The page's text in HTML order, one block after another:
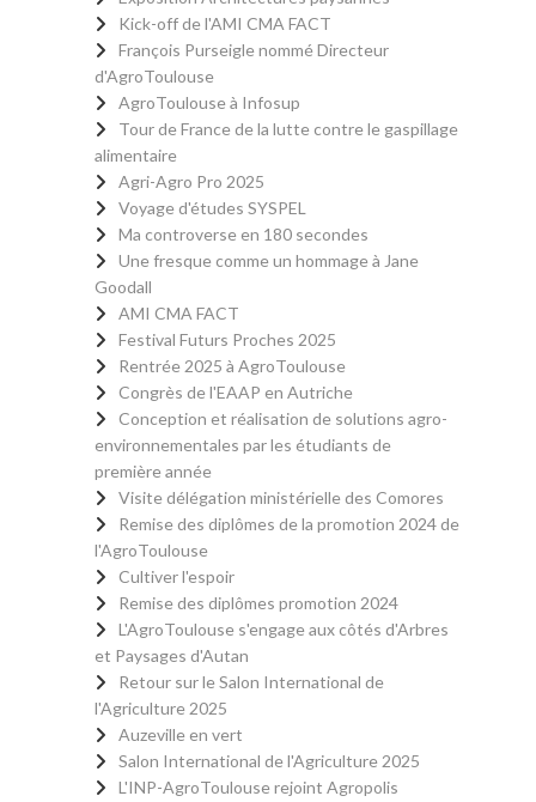
Kick-off de l'AMI CMA FACT
François Purseigle nommé Directeur
d'AgroToulouse
AgroToulouse à Infosup
Tour de France de la lutte contre le gaspillage
alimentaire
Agri-Agro Pro 2025
Voyage d'études SYSPEL
Ma controverse en 180 secondes
Une fresque comme un hommage à Jane
Goodall
AMI CMA FACT
Festival Futurs Proches 2025
Rentrée 2025 à AgroToulouse
Congrès de l'EAAP en Autriche
Conception et réalisation de solutions agro-
environnementales par les étudiants de
première année
Visite délégation ministérielle des Comores
Remise des diplômes de la promotion 2024 de
l'AgroToulouse
Cultiver l'espoir
Remise des diplômes promotion 2024
L'AgroToulouse s'engage aux côtés d'Arbres
et Paysages d'Autan
Retour sur le Salon International de
l'Agriculture 2025
Auzeville en vert
Salon International de l'Agriculture 2025
L'INP-AgroToulouse rejoint Agropolis